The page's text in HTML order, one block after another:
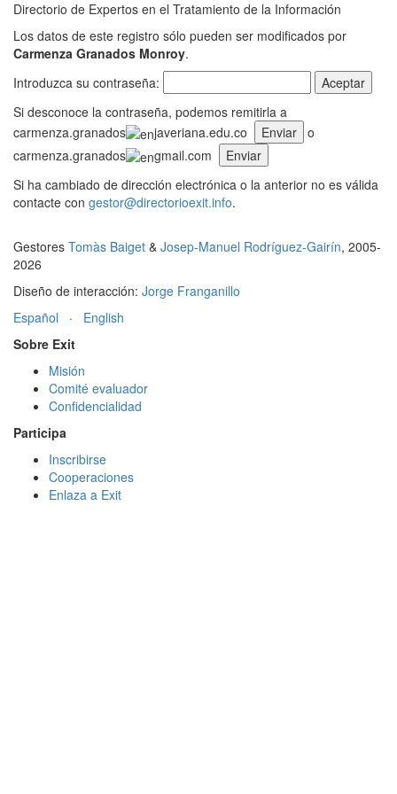
Directorio de Expertos en el Tratamiento de la Información
Los datos de este registro sólo pueden ser modificados por
Carmenza Granados Monroy.
Introduzca su contraseña:
Si desconoce la contraseña, podemos remitirla a
carmenza.granados
javeriana.edu.co
o
carmenza.granados
gmail.com
Si ha cambiado de dirección electrónica o la anterior no es válida
contacte con gestor@directorioexit.info.
Gestores Tomàs Baiget & Josep-Manuel Rodríguez-Gairín, 2005-
2026
Diseño de interacción: Jorge Franganillo
Español · English
Sobre Exit
Misión
Comité evaluador
Confidencialidad
Participa
Inscribirse
Cooperaciones
Enlaza a Exit